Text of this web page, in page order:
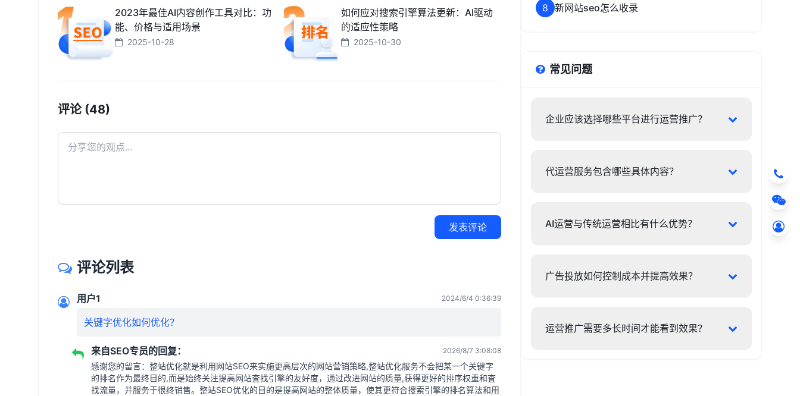
2023年最佳AI内容创作工具对比：功
能、价格与适用场景
2025-10-28
如何应对搜索引擎算法更新：AI驱动
的适应性策略
2025-10-30
评论 (48)
发表评论
评论列表
用户1 2024/6/4 0:36:39
关键字优化如何优化？
来自SEO专员的回复： 2026/8/7 3:08:08
感谢您的留言：整站优化就是利用网站SEO来实施更高层次的网站营销策略,整站优化服务不会把某一个关键字
的排名作为最终目的,而是始终关注提高网站査找引擎的友好度，通过改进网站的质量,获得更好的排序权重和査
找流量，并服务于很终销售。整站SEO优化的目的是提高网站的整体质量，使其更符合搜索引擎的排名算法和用
8 新网站seo怎么收录
常见问题
企业应该选择哪些平台进行运营推广？
代运营服务包含哪些具体内容？
AI运营与传统运营相比有什么优势？
广告投放如何控制成本并提高效果？
运营推广需要多长时间才能看到效果？